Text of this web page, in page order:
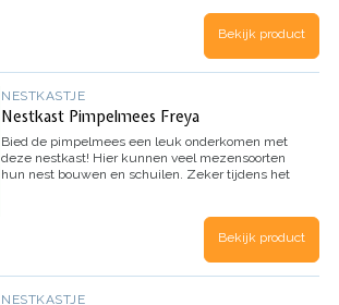
eenvoudig op te hangen aan een boom of muur.
De zijkant van de nestkast is open te maken om
Afmetingen: 24 x 18
x 15 cm
Inhoud: 1 nestkast
Bekijk product
NESTKASTJE
Nestkast Pimpelmees Freya
Bied de pimpelmees een leuk onderkomen met
deze nestkast! Hier kunnen veel mezensoorten
hun nest bouwen en schuilen. Zeker tijdens het
plaatsen help je de vogels een handje. Zo maakt
de pimpelmees maar al te graag gebruik van een
Deze nestkast heeft een strak, modern
design en is gemaakt van dik, stevig
Bekijk product
NESTKASTJE